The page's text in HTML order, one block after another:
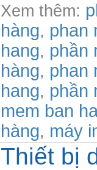
Xem thêm:
hàng, phan
hang, phần
hàng, phan
hang, phần
mem ban
hàng, máy
Thiết bị